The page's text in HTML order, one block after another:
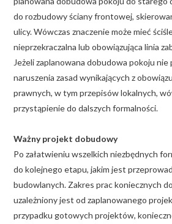
do rozbudowy ściany frontowej,
ulicy. Wówczas znaczenie może mieć
nieprzekraczalna lub obowiązująca linia
Jeżeli zaplanowana dobudowa pokoju nie
naruszenia zasad wynikających z
prawnych, w tym przepisów lokalnych,
przystąpienie do dalszych formalności.
Ważny projekt dobudowy
Po załatwieniu wszelkich niezbędnych
do kolejnego etapu, jakim jest
budowlanych. Zakres prac koniecznych
uzależniony jest od zaplanowanego
przypadku gotowych projektów,